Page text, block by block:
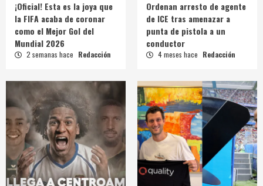
¡Oficial! Esta es la joya que
la FIFA acaba de coronar
como el Mejor Gol del
Mundial 2026
2 semanas hace Redacción
Ordenan arresto de agente
de ICE tras amenazar a
punta de pistola a un
conductor
4 meses hace Redacción